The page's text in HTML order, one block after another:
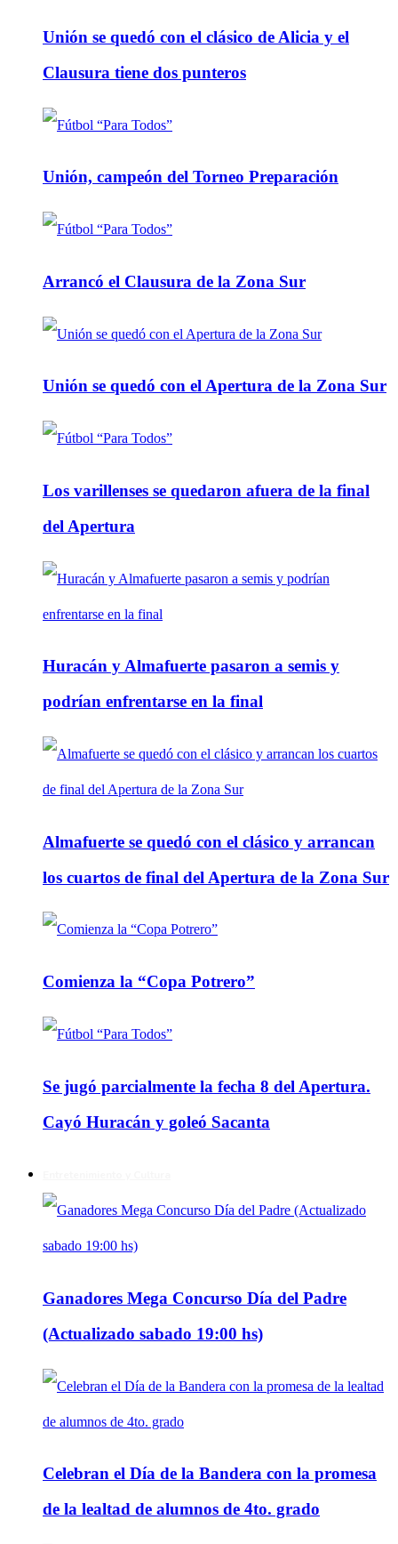
Unión se quedó con el clásico de Alicia y el
Clausura tiene dos punteros
Unión, campeón del Torneo Preparación
Arrancó el Clausura de la Zona Sur
Unión se quedó con el Apertura de la Zona Sur
Los varillenses se quedaron afuera de la final
del Apertura
Huracán y Almafuerte pasaron a semis y
podrían enfrentarse en la final
Almafuerte se quedó con el clásico y arrancan
los cuartos de final del Apertura de la Zona Sur
Comienza la “Copa Potrero”
Se jugó parcialmente la fecha 8 del Apertura.
Cayó Huracán y goleó Sacanta
Ganadores Mega Concurso Día del Padre
(Actualizado sabado 19:00 hs)
Celebran el Día de la Bandera con la promesa
de la lealtad de alumnos de 4to. grado